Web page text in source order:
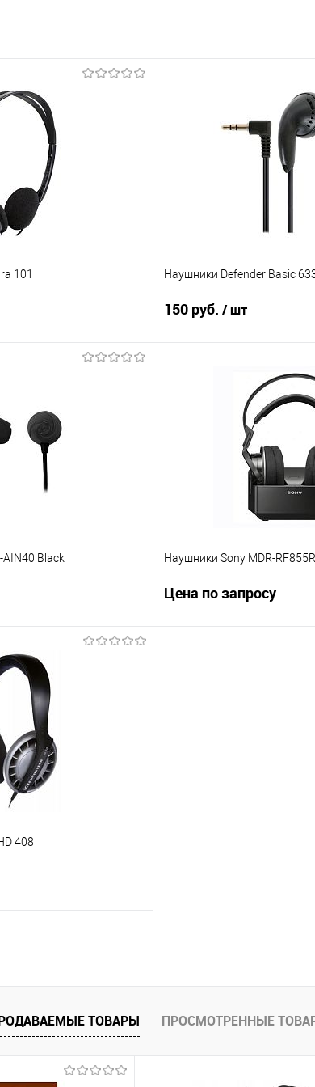
101
Сравнение
В наличии
Наушники Defender Basic
150 руб. / шт
В
Купить в 1 клик
AIN40 Black
Сравнение
В наличии
Наушники Sony MDR-
Цена по запросу
408
Сравнение
НедоступноТОВАРЫ ПРОСМОТРЕННЫЕ